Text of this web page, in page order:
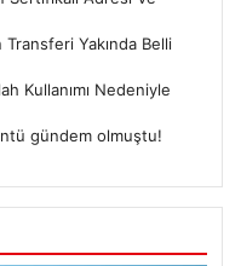
Yakında Belli
Kullanımı Nedeniyle
gündem olmuştu!